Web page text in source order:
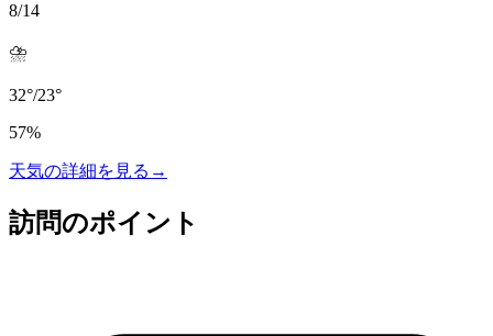
8/14
⛈️
32°/23°
57%
天気の詳細を見る →
訪問のポイント